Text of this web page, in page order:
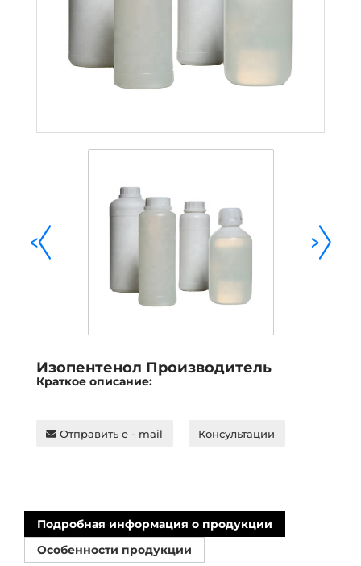
>
<
Изопентенол Производитель
Краткое описание:
Отправить e - mail Консультации
Подробная информация о продукции
Особенности продукции